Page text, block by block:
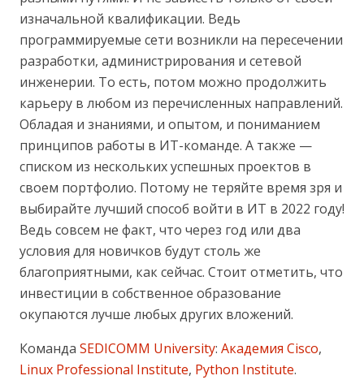
изначальной квалификации. Ведь
программируемые сети возникли на пересечении
разработки, администрирования и сетевой
инженерии. То есть, потом можно продолжить
карьеру в любом из перечисленных направлений.
Обладая и знаниями, и опытом, и пониманием
принципов работы в ИТ-команде. А также —
списком из нескольких успешных проектов в
своем портфолио. Потому не теряйте время зря и
выбирайте лучший способ войти в ИТ в 2022 году!
Ведь совсем не факт, что через год или два
условия для новичков будут столь же
благоприятными, как сейчас. Стоит отметить, что
инвестиции в собственное образование
окупаются лучше любых других вложений.
Команда SEDICOMM University: Академия Cisco,
Linux Professional Institute, Python Institute.